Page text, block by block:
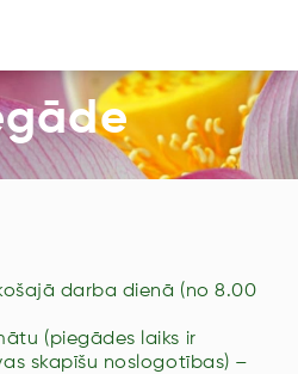
darba dienā (no 8.00
(piegādes laiks ir
skapīšu noslogotības) –